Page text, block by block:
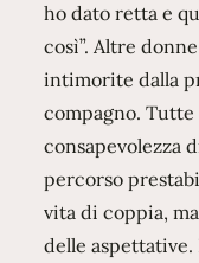
ho dato retta e
così”. Altre
intimorite dalla
compagno.
consapevolezza
percorso
vita di coppia,
delle